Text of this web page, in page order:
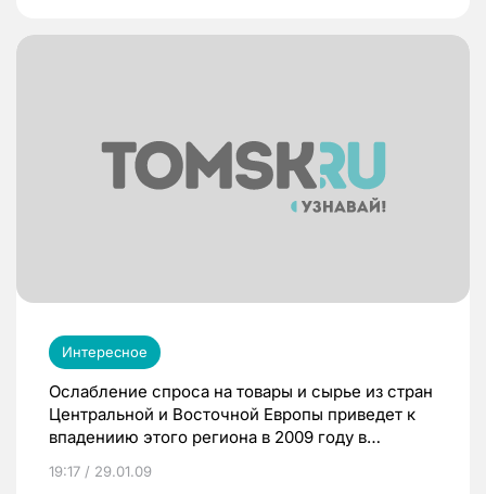
продолжается.
Интересное
Ослабление спроса на товары и сырье из стран
Центральной и Восточной Европы приведет к
впадениию этого региона в 2009 году в
Международного валютного фонда (МВФ).
19:17 / 29.01.09